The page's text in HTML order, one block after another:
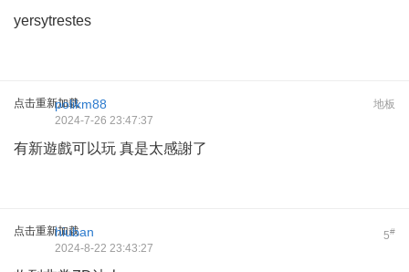
yersytrestes
点击重新加载 地板
polikm88
2024-7-26 23:47:37
有新遊戲可以玩 真是太感謝了
点击重新加载 5#
hiuban
2024-8-22 23:43:27